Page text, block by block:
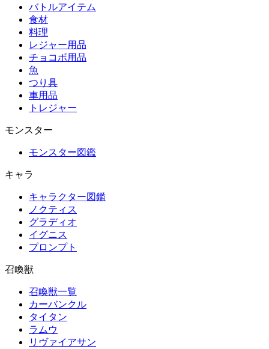
バトルアイテム
食材
料理
レジャー用品
チョコボ用品
魚
つり具
車用品
トレジャー
モンスター
モンスター図鑑
キャラ
キャラクター図鑑
ノクティス
グラディオ
イグニス
プロンプト
召喚獣
召喚獣一覧
カーバンクル
タイタン
ラムウ
リヴァイアサン